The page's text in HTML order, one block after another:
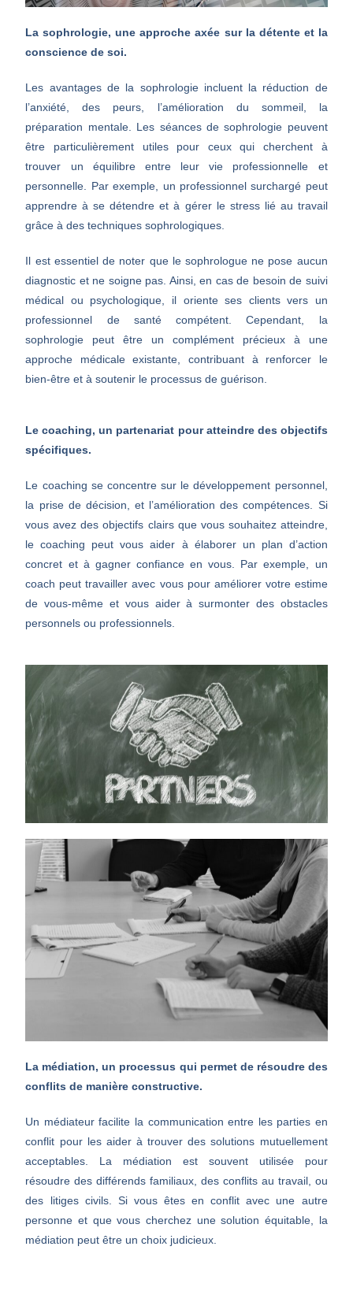
La sophrologie, une approche axée sur la détente et la
conscience de soi.
Les avantages de la sophrologie incluent la réduction de
l’anxiété, des peurs, l’amélioration du sommeil, la
préparation mentale. Les séances de sophrologie peuvent
être particulièrement utiles pour ceux qui cherchent à
trouver un équilibre entre leur vie professionnelle et
personnelle. Par exemple, un professionnel surchargé peut
apprendre à se détendre et à gérer le stress lié au travail
grâce à des techniques sophrologiques.
Il est essentiel de noter que le sophrologue ne pose aucun
diagnostic et ne soigne pas. Ainsi, en cas de besoin de suivi
médical ou psychologique, il oriente ses clients vers un
professionnel de santé compétent. Cependant, la
sophrologie peut être un complément précieux à une
approche médicale existante, contribuant à renforcer le
bien-être et à soutenir le processus de guérison.
Le coaching, un partenariat pour atteindre des objectifs
spécifiques.
Le coaching se concentre sur le développement personnel,
la prise de décision, et l’amélioration des compétences. Si
vous avez des objectifs clairs que vous souhaitez atteindre,
le coaching peut vous aider à élaborer un plan d’action
concret et à gagner confiance en vous. Par exemple, un
coach peut travailler avec vous pour améliorer votre estime
de vous-même et vous aider à surmonter des obstacles
personnels ou professionnels.
La médiation, un processus qui permet de résoudre des
conflits de manière constructive.
Un médiateur facilite la communication entre les parties en
conflit pour les aider à trouver des solutions mutuellement
acceptables. La médiation est souvent utilisée pour
résoudre des différends familiaux, des conflits au travail, ou
des litiges civils. Si vous êtes en conflit avec une autre
personne et que vous cherchez une solution équitable, la
médiation peut être un choix judicieux.